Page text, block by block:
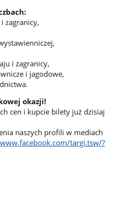
zagranicy,
i zagranicy,
i jagodowe,
okazji!
cen i kupcie bilety już dzisiaj
naszych profili w mediach
targi.tsw/?